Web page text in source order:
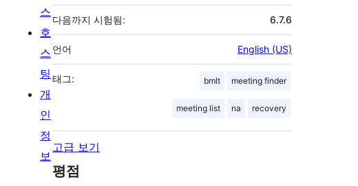
다음까지 시험됨: 6.7.6
언어 English (US)
태그: bmlt meeting finder
meeting list na recovery
고급 보기
평점
스
호
스
팅
개
인
정
보